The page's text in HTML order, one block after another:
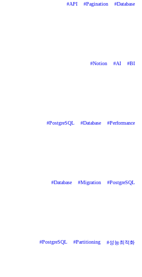
#API #Pagination #Database
#Notion #AI #BI
#PostgreSQL #Database #Performance
#Database #Migration #PostgreSQL
#PostgreSQL #Partitioning #성능최적화